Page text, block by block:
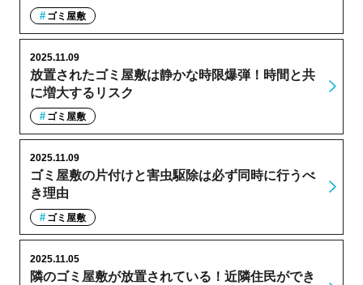
ゴミ屋敷
放置されたゴミ屋敷は静かな時限爆弾！時間と共
に増大するリスク
2025.11.09
ゴミ屋敷
ゴミ屋敷の片付けと害虫駆除は必ず同時に行うべ
き理由
2025.11.09
ゴミ屋敷
隣のゴミ屋敷が放置されている！近隣住民ができ
2025.11.05